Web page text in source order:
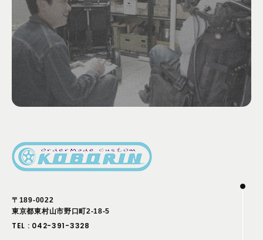
〒189-0022
東京都東村山市野口町2-18-5
TEL : 042-391-3328